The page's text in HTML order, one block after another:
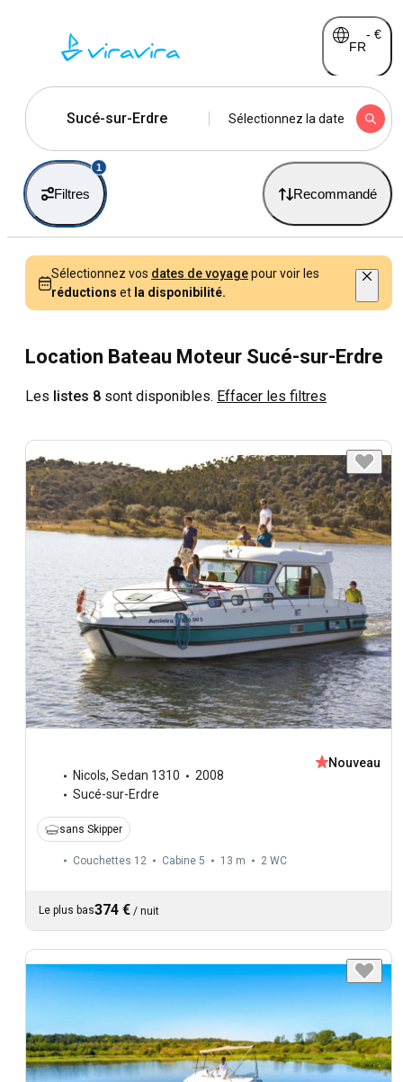
FR
- €
Sucé-sur-Erdre Sélectionnez la date
Filtres
1
Recommandé
Sélectionnez vos dates de voyagepour voir les
réductions et la disponibilité.
Location Bateau Moteur Sucé-sur-Erdre
Les listes 8 sont disponibles. Effacer les filtres
Nicols, Sedan 1310
2008
Sucé-sur-Erdre
Nouveau
sans Skipper
Couchettes 12 Cabine 5 13 m 2 WC
Le plus bas374 € / nuit